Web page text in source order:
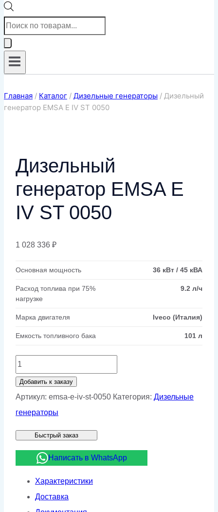
Поиск
товаров
Главная / Каталог / Дизельные генераторы / Дизельный
генератор EMSA E IV ST 0050
Дизельный
генератор EMSA E
IV ST 0050
1 028 336 ₽
Основная мощность 36 кВт / 45 кВА
Расход топлива при 75%
нагрузке
9.2 л/ч
Марка двигателя Iveco (Италия)
Емкость топливного бака 101 л
Количество
товара
Дизельный
генератор
E
Добавить к заказу
Артикул: emsa-e-iv-st-0050 Категория: Дизельные
генераторы
Быстрый заказ
Написать в WhatsApp
Характеристики
Доставка